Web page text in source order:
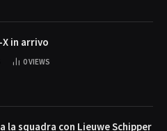
X in arrivo
0VIEWS
la squadra con Lieuwe Schipper